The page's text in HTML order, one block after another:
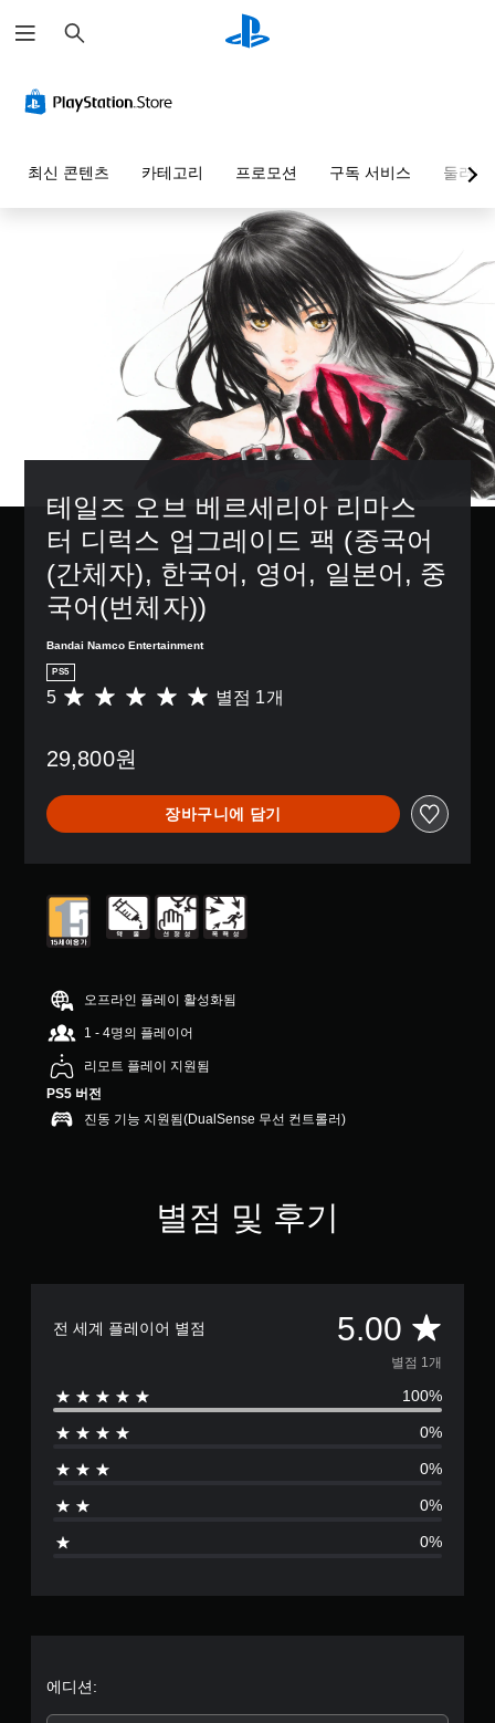
색
최신 콘텐츠 카테고리 프로모션 구독 서비스 둘러보
테일즈 오브 베르세리아 리마스
터 디럭스 업그레이드 팩 (중국어
(간체자), 한국어, 영어, 일본어, 중
국어(번체자))
Bandai Namco Entertainment
PS5
총
점
로
부
터
별
중
평
개
5 별점 1개
29,800원
장바구니에 담기
오프라인 플레이 활성화됨
1 - 4명의 플레이어
리모트 플레이 지원됨
PS5 버전
진동 기능 지원됨(DualSense 무선 컨트롤러)
별점 및 후기
전 세계 플레이어 별점 5.00 총
1
별
점
로
별점 1개
100%
0%
0%
0%
0%
에디션: